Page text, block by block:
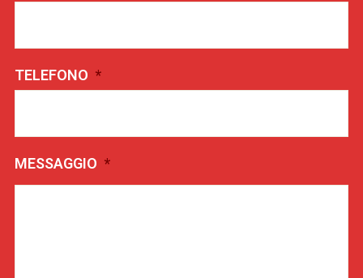
TELEFONO *
MESSAGGIO *